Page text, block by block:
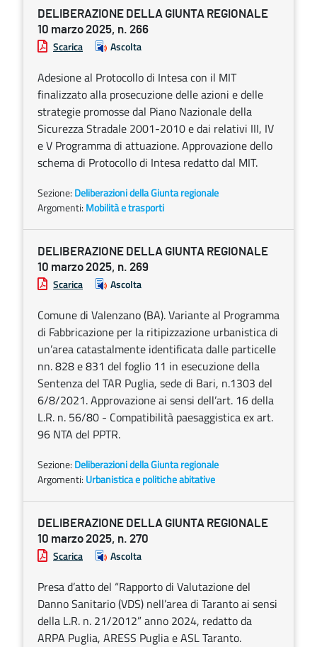
DELIBERAZIONE DELLA GIUNTA REGIONALE
10 marzo 2025, n. 266
Scarica Ascolta
Adesione al Protocollo di Intesa con il MIT
finalizzato alla prosecuzione delle azioni e delle
strategie promosse dal Piano Nazionale della
Sicurezza Stradale 2001-2010 e dai relativi III, IV
e V Programma di attuazione. Approvazione dello
schema di Protocollo di Intesa redatto dal MIT.
Sezione: Deliberazioni della Giunta regionale
Argomenti: Mobilità e trasporti
DELIBERAZIONE DELLA GIUNTA REGIONALE
10 marzo 2025, n. 269
Scarica Ascolta
Comune di Valenzano (BA). Variante al Programma
di Fabbricazione per la ritipizzazione urbanistica di
un’area catastalmente identificata dalle particelle
nn. 828 e 831 del foglio 11 in esecuzione della
Sentenza del TAR Puglia, sede di Bari, n.1303 del
6/8/2021. Approvazione ai sensi dell’art. 16 della
L.R. n. 56/80 - Compatibilità paesaggistica ex art.
96 NTA del PPTR.
Sezione: Deliberazioni della Giunta regionale
Argomenti: Urbanistica e politiche abitative
DELIBERAZIONE DELLA GIUNTA REGIONALE
10 marzo 2025, n. 270
Scarica Ascolta
Presa d’atto del “Rapporto di Valutazione del
Danno Sanitario (VDS) nell’area di Taranto ai sensi
della L.R. n. 21/2012” anno 2024, redatto da
ARPA Puglia, ARESS Puglia e ASL Taranto.